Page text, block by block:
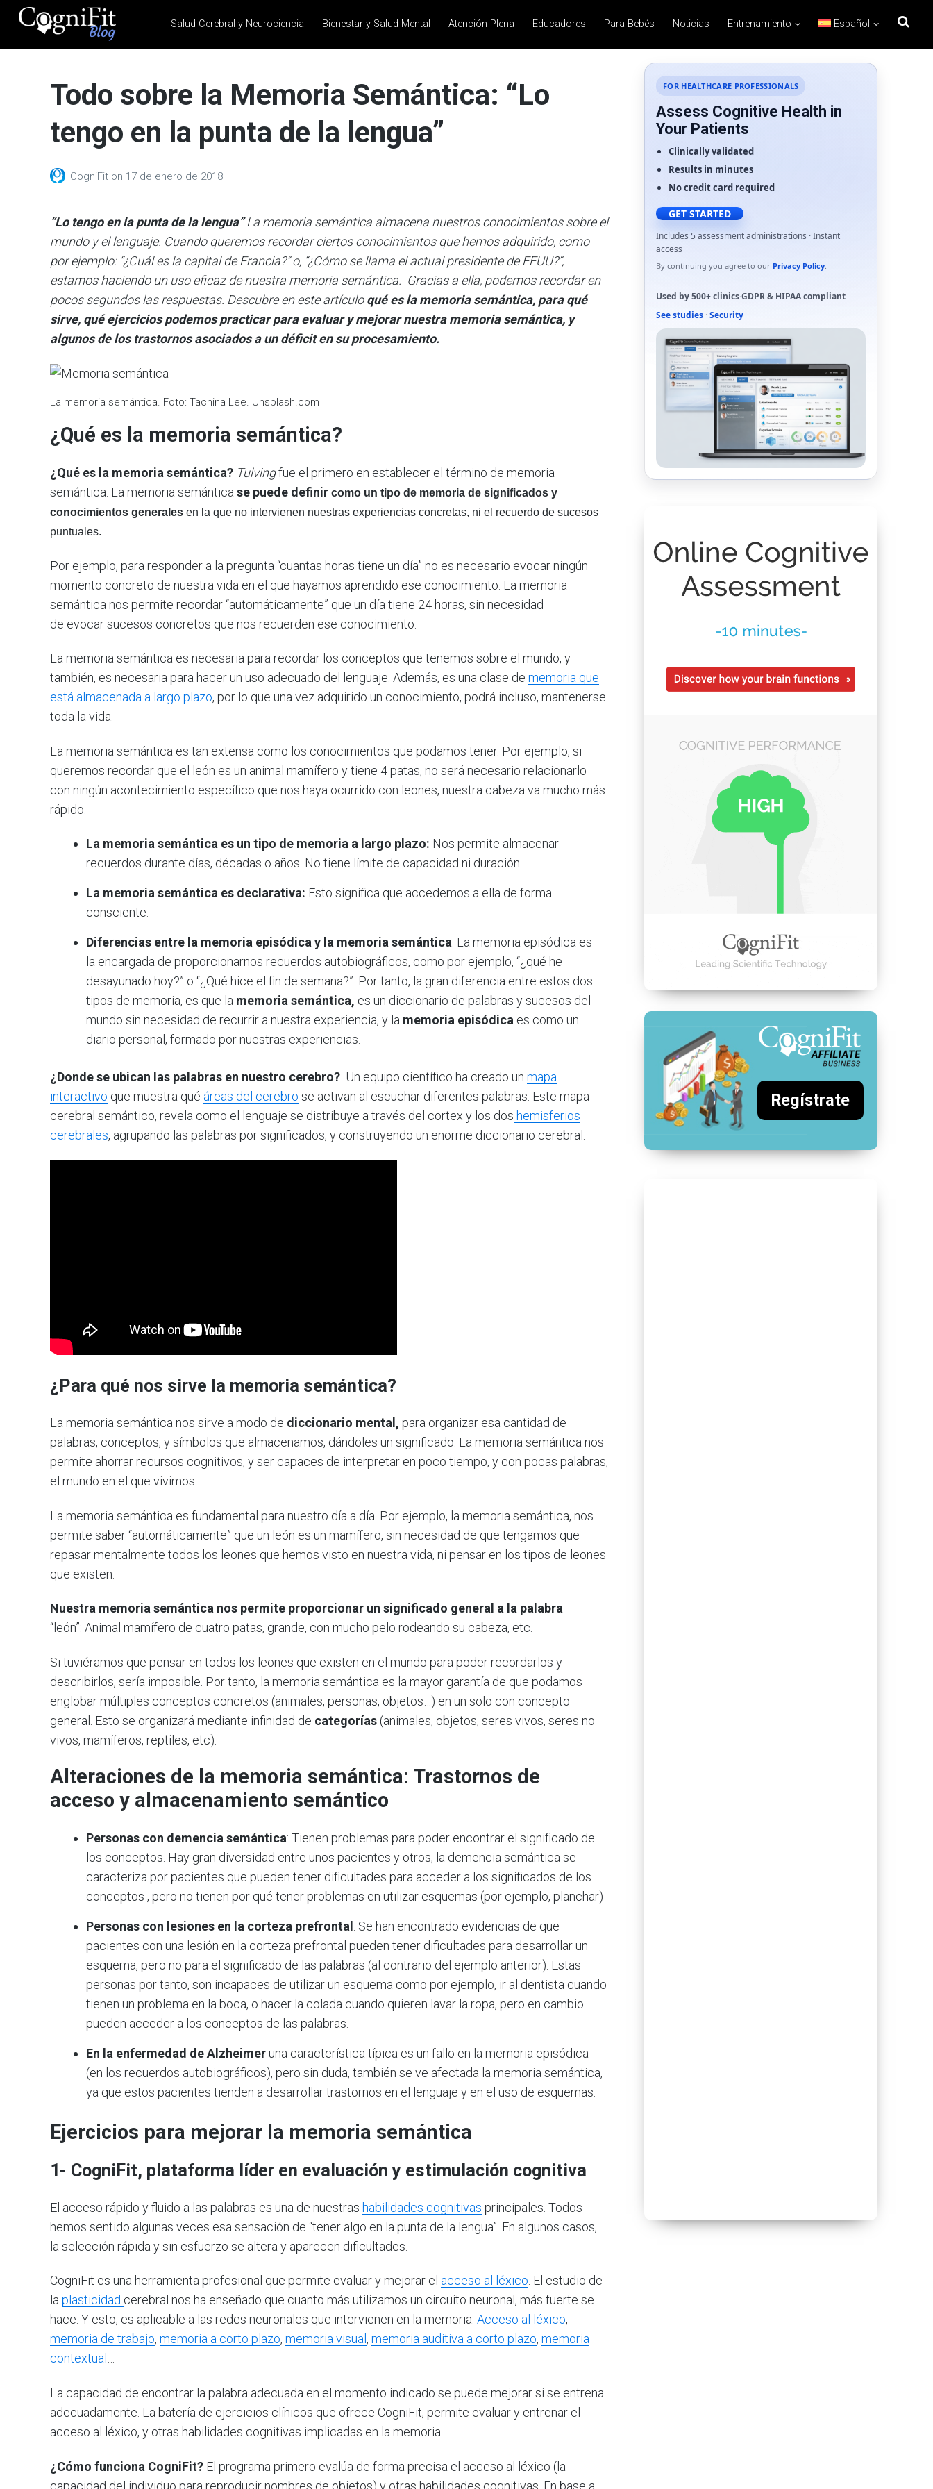
CogniFit
Health
Brain Training, Mental
Health, and Wellness
Salud Cerebral y Neurociencia Bienestar y Salud Mental Atención Plena Educadores Para Bebés Noticias Entrenamiento Español
Todo sobre la Memoria Semántica: “Lo
tengo en la punta de la lengua”
CogniFit on 17 de enero de 2018
“Lo tengo en la punta de la lengua”La memoria semántica almacena nuestros conocimientos sobre el
mundo y el lenguaje. Cuando queremos recordar ciertos conocimientos que hemos adquirido, como
por ejemplo: “¿Cuál es la capital de Francia?” o, “¿Cómo se llama el actual presidente de EEUU?”,
estamos haciendo un uso eficaz de nuestra memoria semántica. Gracias a ella, podemos recordar en
pocos segundos las respuestas. Descubre en este artículoqué es la memoria semántica, para qué
sirve, qué ejercicios podemos practicar para evaluar y mejorar nuestra memoria semántica, y
algunos de los trastornos asociados a un déficit en su procesamiento.
La memoria semántica. Foto: Tachina Lee. Unsplash.com
¿Qué es la memoria semántica?
¿Qué es la memoria semántica? Tulvingfue el primero en establecer el término de memoria
semántica. La memoria semántica se puede definir como un tipo de memoria de significados y
conocimientos generales en la que no intervienen nuestras experiencias concretas, ni el recuerdo de sucesos
puntuales.
Por ejemplo, para responder a la pregunta “cuantas horas tiene un día” no es necesario evocar ningún
momento concreto de nuestra vida en el que hayamos aprendido ese conocimiento. La memoria
semántica nos permite recordar “automáticamente” que un día tiene 24 horas, sin necesidad
de evocar sucesos concretos que nos recuerden ese conocimiento.
La memoria semántica es necesaria para recordar los conceptos que tenemos sobre el mundo, y
también, es necesaria para hacer un uso adecuado del lenguaje. Además, es una clase de memoria que
está almacenada a largo plazo, por lo que una vez adquirido un conocimiento, podrá incluso, mantenerse
toda la vida.
La memoria semántica es tan extensa como los conocimientos que podamos tener. Por ejemplo, si
queremos recordar que el león es un animal mamífero y tiene 4 patas, no será necesario relacionarlo
con ningún acontecimiento específico que nos haya ocurrido con leones, nuestra cabeza va mucho más
rápido.
La memoria semántica es un tipo de memoria a largo plazo: Nos permite almacenar
recuerdos durante días, décadas o años. No tiene límite de capacidad ni duración.
La memoria semántica es declarativa: Esto significa que accedemos a ella de forma
consciente.
Diferencias entre la memoria episódica y la memoria semántica: La memoria episódica es
la encargada de proporcionarnos recuerdos autobiográficos, como por ejemplo, “¿qué he
desayunado hoy?” o “¿Qué hice el fin de semana?”. Por tanto, la gran diferencia entre estos dos
tipos de memoria, es que la memoria semántica, es un diccionario de palabras y sucesos del
mundo sin necesidad de recurrir a nuestra experiencia, y la memoria episódica es como un
diario personal, formado por nuestras experiencias.
¿Donde se ubican las palabras en nuestro cerebro? Un equipo científico ha creado un mapa
interactivo que muestra qué áreas del cerebro se activan al escuchar diferentes palabras. Este mapa
cerebral semántico, revela como el lenguaje se distribuye a través del cortex y los dos hemisferios
cerebrales, agrupando las palabras por significados, y construyendo un enorme diccionario cerebral.
¿Para qué nos sirve la memoria semántica?
La memoria semántica nos sirve a modo de diccionario mental, para organizar esa cantidad de
palabras, conceptos, y símbolos que almacenamos, dándoles un significado. La memoria semántica nos
permite ahorrar recursos cognitivos, y ser capaces de interpretar en poco tiempo, y con pocas palabras,
el mundo en el que vivimos.
La memoria semántica es fundamental para nuestro día a día. Por ejemplo, la memoria semántica, nos
permite saber “automáticamente” que un león es un mamífero, sin necesidad de que tengamos que
repasar mentalmente todos los leones que hemos visto en nuestra vida, ni pensar en los tipos de leones
que existen.
Nuestra memoria semántica nos permite proporcionar un significado general a la palabra
“león”: Animal mamífero de cuatro patas, grande, con mucho pelo rodeando su cabeza, etc.
Si tuviéramos que pensar en todos los leones que existen en el mundo para poder recordarlos y
describirlos, sería imposible. Por tanto, la memoria semántica es la mayor garantía de que podamos
englobar múltiples conceptos concretos (animales, personas, objetos…) en un solo con concepto
general. Esto se organizará mediante infinidad de categorías (animales, objetos, seres vivos, seres no
vivos, mamíferos, reptiles, etc).
Alteraciones de la memoria semántica: Trastornos de
acceso y almacenamiento semántico
Personas con demencia semántica: Tienen problemas para poder encontrar el significado de
los conceptos. Hay gran diversidad entre unos pacientes y otros, la demencia semántica se
caracteriza por pacientes que pueden tener dificultades para acceder a los significados de los
conceptos , pero no tienen por qué tener problemas en utilizar esquemas (por ejemplo, planchar)
Personas con lesiones en la corteza prefrontal : Se han encontrado evidencias de que
pacientes con una lesión en la corteza prefrontal pueden tener dificultades para desarrollar un
esquema, pero no para el significado de las palabras (al contrario del ejemplo anterior). Estas
personas por tanto, son incapaces de utilizar un esquema como por ejemplo, ir al dentista cuando
tienen un problema en la boca, o hacer la colada cuando quieren lavar la ropa, pero en cambio
pueden acceder a los conceptos de las palabras.
En la enfermedad de Alzheimeruna característica típica es un fallo en la memoria episódica
(en los recuerdos autobiográficos), pero sin duda, también se ve afectada la memoria semántica,
ya que estos pacientes tienden a desarrollar trastornos en el lenguaje y en el uso de esquemas.
Ejercicios para mejorar la memoria semántica
1- CogniFit, plataforma líder en evaluación y estimulación cognitiva
El acceso rápido y fluido a las palabras es una de nuestras habilidades cognitivas principales. Todos
hemos sentido algunas veces esa sensación de “tener algo en la punta de la lengua”. En algunos casos,
la selección rápida y sin esfuerzo se altera y aparecen dificultades.
CogniFit es una herramienta profesional que permite evaluar y mejorar el acceso al léxico. El estudio de
laplasticidad cerebral nos ha enseñado que cuanto más utilizamos un circuito neuronal, más fuerte se
hace. Y esto, es aplicable a las redes neuronales que intervienen en la memoria: Acceso al léxico,
memoria de trabajo, memoria a corto plazo, memoria visual, memoria auditiva a corto plazo, memoria
contextual …
La capacidad de encontrar la palabra adecuada en el momento indicado se puede mejorar si se entrena
adecuadamente. La batería de ejercicios clínicos que ofrece CogniFit, permite evaluar y entrenar el
acceso al léxico, y otras habilidades cognitivas implicadas en la memoria.
¿Cómo funciona CogniFit? El programa primero evalúa de forma precisa el acceso al léxico (la
capacidad del individuo para reproducir nombres de objetos) y otras habilidades cognitivas. En base a
FOR HEALTHCARE PROFESSIONALS
Assess Cognitive Health in
Your Patients
Clinically validated
Results in minutes
No credit card required
GET STARTED
Includes 5 assessment administrations · Instant
access
By continuing you agree to our Privacy Policy.
Used by500+ clinics·GDPR& HIPAAcompliant
See studies · Security
Regístrate